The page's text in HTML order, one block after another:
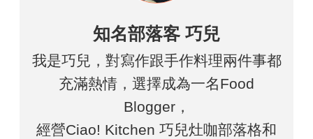
知名部落客 巧兒
我是巧兒，對寫作跟手作料理兩件事都
充滿熱情，選擇成為一名Food
Blogger，
經營Ciao! Kitchen 巧兒灶咖部落格和